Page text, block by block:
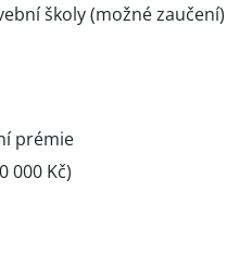
školy (možné zaučení)
prémie
000 Kč)